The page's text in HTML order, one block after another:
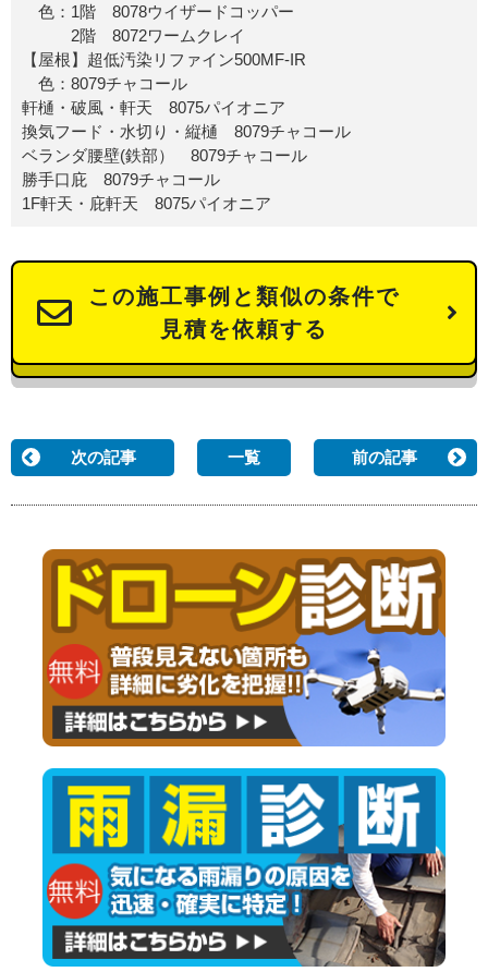
色：1階 8078ウイザードコッパー
2階 8072ワームクレイ
【屋根】超低汚染リファイン500MF-IR
色：8079チャコール
軒樋・破風・軒天 8075パイオニア
換気フード・水切り・縦樋 8079チャコール
ベランダ腰壁(鉄部） 8079チャコール
勝手口庇 8079チャコール
1F軒天・庇軒天 8075パイオニア
この施工事例と類似の条件で
見積を依頼する
次の記事 一覧 前の記事